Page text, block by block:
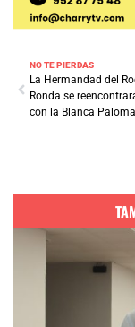
NO TE PIERDAS
La Hermandad del
Ronda se
con la Blanca Paloma